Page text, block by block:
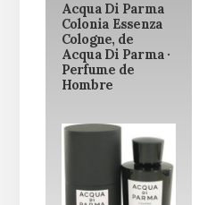
Acqua Di Parma
Colonia Essenza
Cologne, de
Acqua Di Parma ·
Perfume de
Hombre